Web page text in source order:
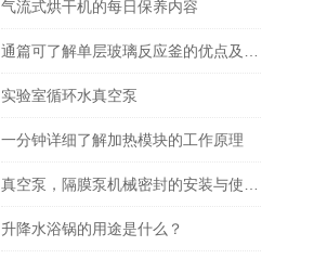
气流式烘干机的每日保养内容
实验室循环水真空泵
一分钟详细了解加热模块的工作原理
升降水浴锅的用途是什么？